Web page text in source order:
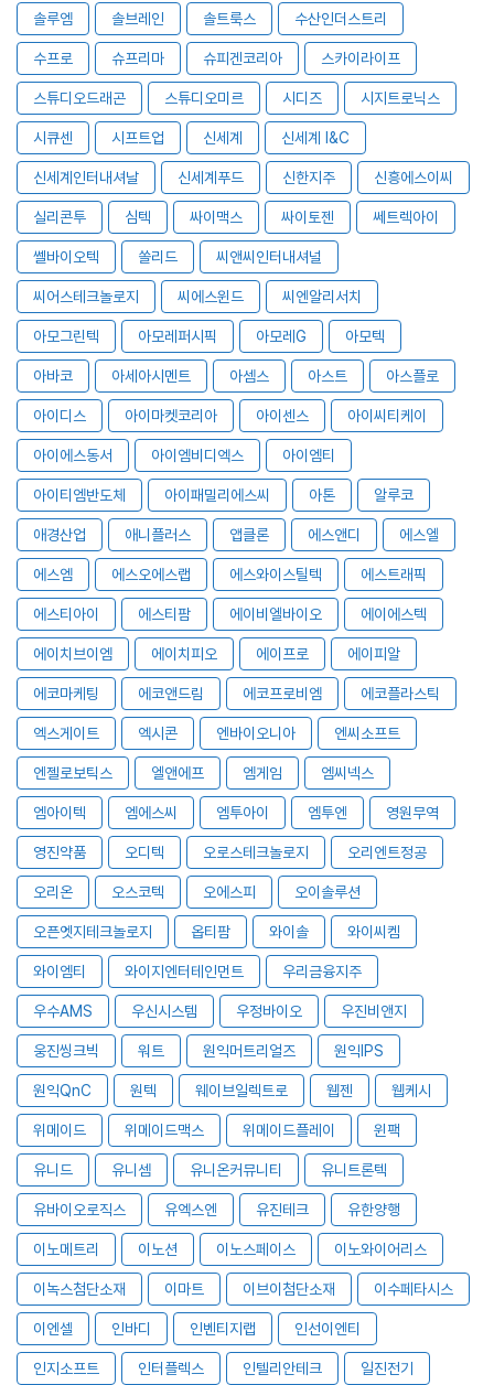
솔루엠 솔브레인 솔트룩스 수산인더스트리
수프로 슈프리마 슈피겐코리아 스카이라이프
스튜디오드래곤 스튜디오미르 시디즈 시지트로닉스
시큐센 시프트업 신세계 신세계 I&C
신세계인터내셔날 신세계푸드 신한지주 신흥에스이씨
실리콘투 심텍 싸이맥스 싸이토젠 쎄트렉아이
쎌바이오텍 쏠리드 씨앤씨인터내셔널
씨어스테크놀로지 씨에스윈드 씨엔알리서치
아모그린텍 아모레퍼시픽 아모레G 아모텍
아바코 아세아시멘트 아셈스 아스트 아스플로
아이디스 아이마켓코리아 아이센스 아이씨티케이
아이에스동서 아이엠비디엑스 아이엠티
아이티엠반도체 아이패밀리에스씨 아톤 알루코
애경산업 애니플러스 앱클론 에스앤디 에스엘
에스엠 에스오에스랩 에스와이스틸텍 에스트래픽
에스티아이 에스티팜 에이비엘바이오 에이에스텍
에이치브이엠 에이치피오 에이프로 에이피알
에코마케팅 에코앤드림 에코프로비엠 에코플라스틱
엑스게이트 엑시콘 엔바이오니아 엔씨소프트
엔젤로보틱스 엘앤에프 엠게임 엠씨넥스
엠아이텍 엠에스씨 엠투아이 엠투엔 영원무역
영진약품 오디텍 오로스테크놀로지 오리엔트정공
오리온 오스코텍 오에스피 오이솔루션
오픈엣지테크놀로지 옵티팜 와이솔 와이씨켐
와이엠티 와이지엔터테인먼트 우리금융지주
우수AMS 우신시스템 우정바이오 우진비앤지
웅진씽크빅 워트 원익머트리얼즈 원익IPS
원익QnC 원텍 웨이브일렉트로 웹젠 웹케시
위메이드 위메이드맥스 위메이드플레이 윈팩
유니드 유니셈 유니온커뮤니티 유니트론텍
유바이오로직스 유엑스엔 유진테크 유한양행
이노메트리 이노션 이노스페이스 이노와이어리스
이녹스첨단소재 이마트 이브이첨단소재 이수페타시스
이엔셀 인바디 인벤티지랩 인선이엔티
인지소프트 인터플렉스 인텔리안테크 일진전기